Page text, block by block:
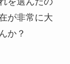
が非常に大
か？